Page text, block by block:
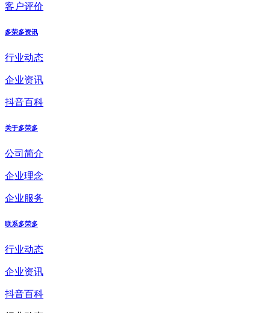
客户评价
多荣多资讯
行业动态
企业资讯
抖音百科
关于多荣多
公司简介
企业理念
企业服务
联系多荣多
行业动态
企业资讯
抖音百科